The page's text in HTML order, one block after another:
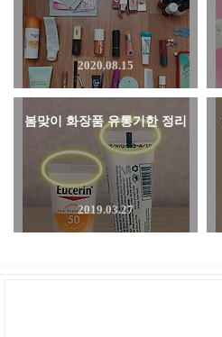
2020.08.15
봄맞이 화장품 유통기한 정리
2019.03.27